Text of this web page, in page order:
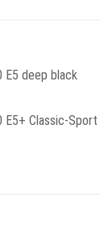
E5 deep black
E5+ Classic-Sport